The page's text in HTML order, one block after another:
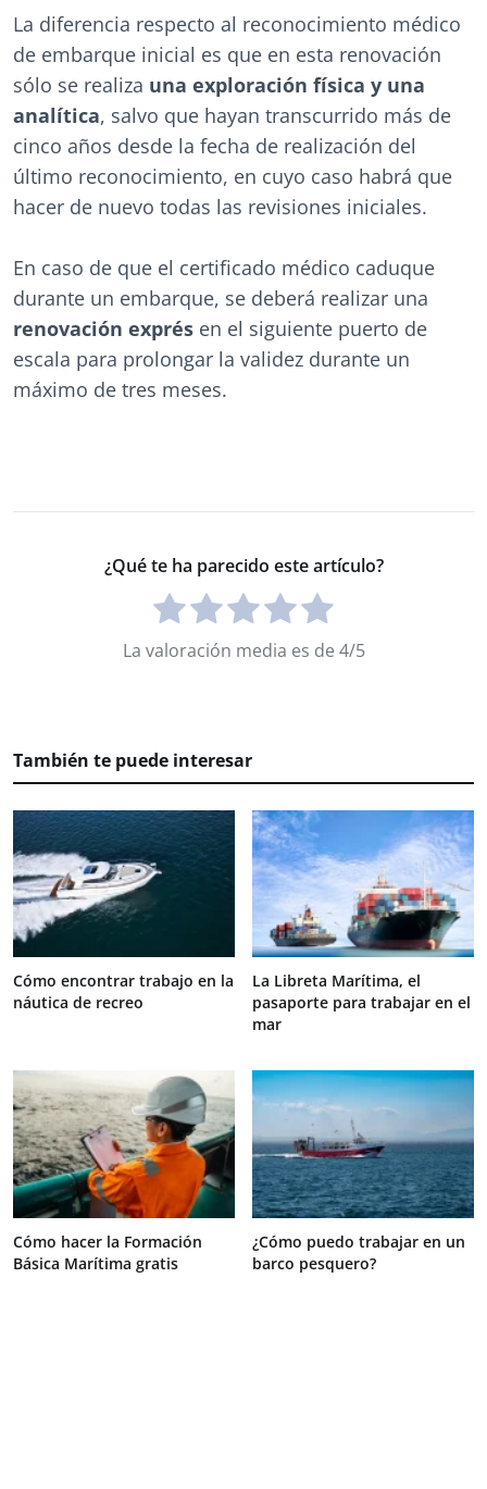
La diferencia respecto al reconocimiento médico
de embarque inicial es que en esta renovación
sólo se realiza una exploración física y una
analítica, salvo que hayan transcurrido más de
cinco años desde la fecha de realización del
último reconocimiento, en cuyo caso habrá que
hacer de nuevo todas las revisiones iniciales.
En caso de que el certificado médico caduque
durante un embarque, se deberá realizar una
renovación exprés en el siguiente puerto de
escala para prolongar la validez durante un
máximo de tres meses.
¿Qué te ha parecido este artículo?
La valoración media es de 4/5
También te puede interesar
Cómo encontrar trabajo en la
náutica de recreo
La Libreta Marítima, el
pasaporte para trabajar en el
mar
Cómo hacer la Formación
Básica Marítima gratis
¿Cómo puedo trabajar en un
barco pesquero?